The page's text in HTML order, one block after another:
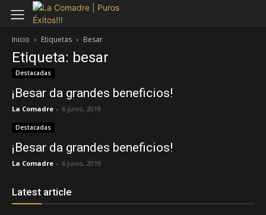
Inicio Etiquetas Besar
Etiqueta: besar
Destacadas
¡Besar da grandes beneficios!
La Comadre - 6 junio, 2019
Destacadas
¡Besar da grandes beneficios!
La Comadre - 6 junio, 2019
Latest article